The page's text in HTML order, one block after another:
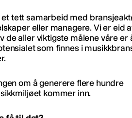
tett samarbeid med
eller managere. Vi er eid
de aller viktigste målene våre er
som finnes i
om å generere flere hundre
kommer inn.